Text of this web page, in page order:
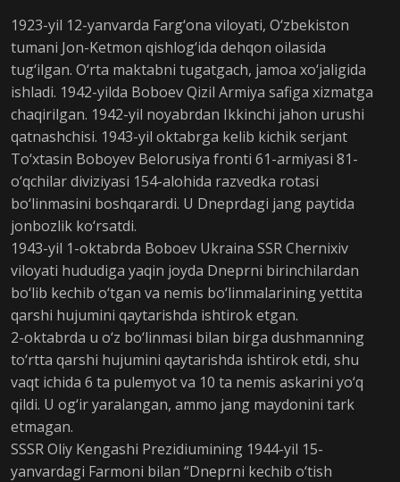
1923-yil 12-yanvarda Farg‘ona viloyati, O‘zbekiston
tumani Jon-Ketmon qishlog‘ida dehqon oilasida
tug‘ilgan. O‘rta maktabni tugatgach, jamoa xo‘jaligida
ishladi. 1942-yilda Boboev Qizil Armiya safiga xizmatga
chaqirilgan. 1942-yil noyabrdan Ikkinchi jahon urushi
qatnashchisi. 1943-yil oktabrga kelib kichik serjant
To‘xtasin Boboyev Belorusiya fronti 61-armiyasi 81-
o‘qchilar diviziyasi 154-alohida razvedka rotasi
bo‘linmasini boshqarardi. U Dneprdagi jang paytida
jonbozlik ko‘rsatdi.
1943-yil 1-oktabrda Boboev Ukraina SSR Chernixiv
viloyati hududiga yaqin joyda Dneprni birinchilardan
bo‘lib kechib o‘tgan va nemis bo‘linmalarining yettita
qarshi hujumini qaytarishda ishtirok etgan.
2-oktabrda u o‘z bo‘linmasi bilan birga dushmanning
to‘rtta qarshi hujumini qaytarishda ishtirok etdi, shu
vaqt ichida 6 ta pulemyot va 10 ta nemis askarini yo‘q
qildi. U og‘ir yaralangan, ammo jang maydonini tark
etmagan.
SSSR Oliy Kengashi Prezidiumining 1944-yil 15-
yanvardagi Farmoni bilan “Dneprni kechib o‘tish